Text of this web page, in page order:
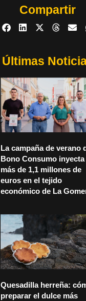
Compartir
Últimas
La campaña de verano
Bono Consumo inyecta
más de 1,1 millones de
euros en el tejido
económico de La
Quesadilla herreña:
preparar el dulce más